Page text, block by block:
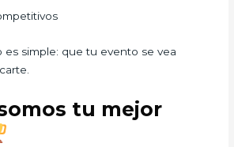
es simple: que tu evento se vea
tu mejor